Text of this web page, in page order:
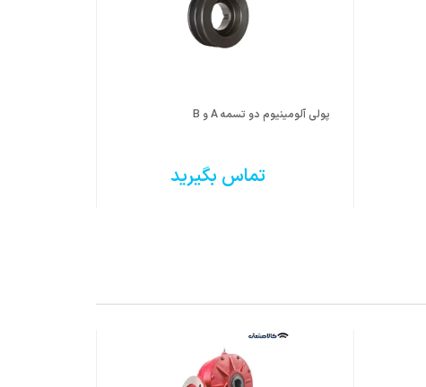
پولی آلومینیوم دو تسمه A و B
تماس بگیرید